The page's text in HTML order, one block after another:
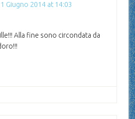
1 Giugno 2014 at 14:03
Alla fine sono circondata da